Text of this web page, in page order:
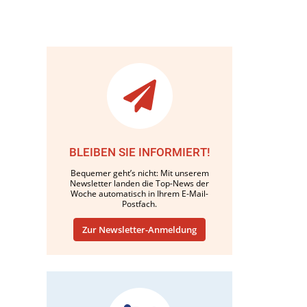
BLEIBEN SIE INFORMIERT!
Bequemer geht’s nicht: Mit unserem
Newsletter landen die Top-News der
Woche automatisch in Ihrem E-Mail-
Postfach.
Zur Newsletter-Anmeldung